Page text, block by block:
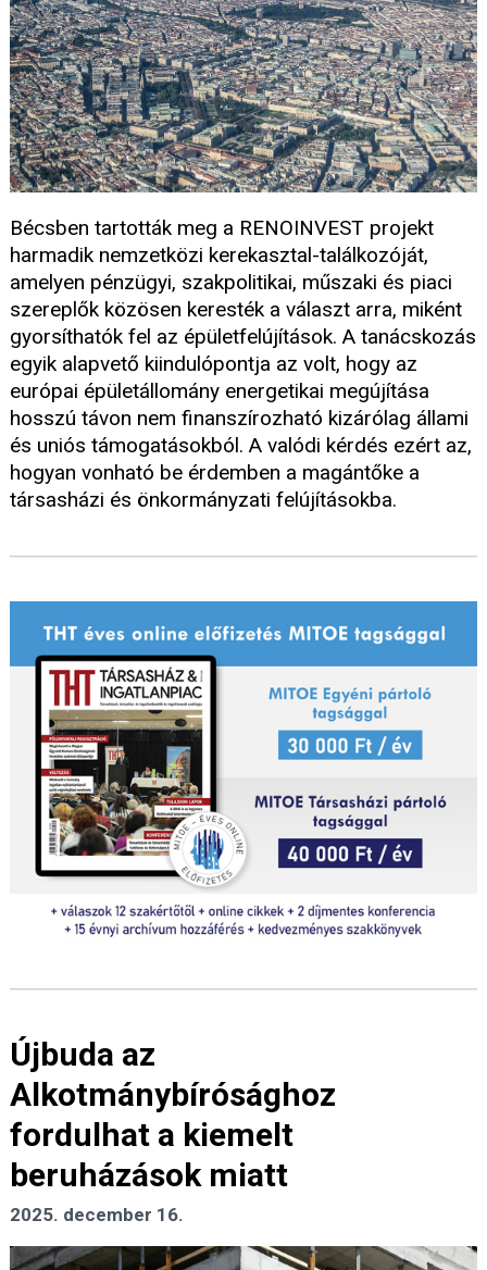
Bécsben tartották meg a RENOINVEST projekt
harmadik nemzetközi kerekasztal-találkozóját,
amelyen pénzügyi, szakpolitikai, műszaki és piaci
szereplők közösen keresték a választ arra, miként
gyorsíthatók fel az épületfelújítások. A tanácskozás
egyik alapvető kiindulópontja az volt, hogy az
európai épületállomány energetikai megújítása
hosszú távon nem finanszírozható kizárólag állami
és uniós támogatásokból. A valódi kérdés ezért az,
hogyan vonható be érdemben a magántőke a
társasházi és önkormányzati felújításokba.
Újbuda az
Alkotmánybírósághoz
fordulhat a kiemelt
beruházások miatt
2025. december 16.